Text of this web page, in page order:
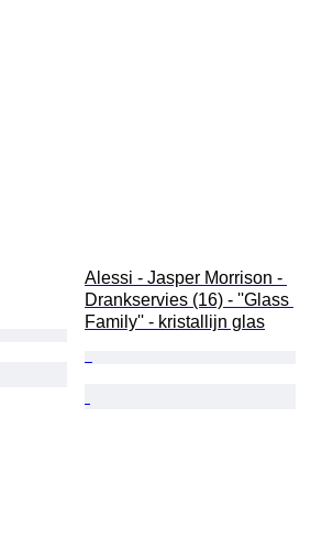
Alessi - Jasper Morrison -
Drankservies (16) - ''Glass
Family'' - kristallijn glas